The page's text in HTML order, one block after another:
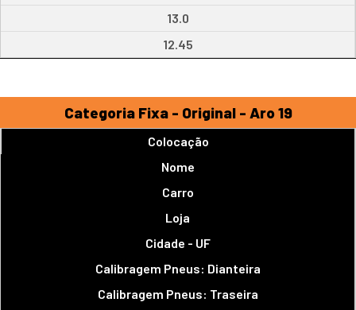
13.0
12.45
Categoria Fixa - Original - Aro 19
Colocação
Nome
Carro
Loja
Cidade - UF
Calibragem Pneus: Dianteira
Calibragem Pneus: Traseira